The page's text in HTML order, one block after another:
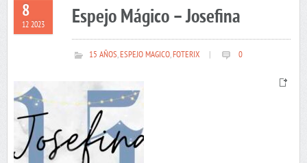
8
12 2023 Espejo Mágico – Josefina
15 AÑOS,ESPEJO MAGICO,FOTERIX 0